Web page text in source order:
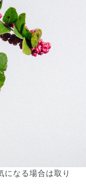
際にお届けする商
なので、どうして
りますが、できる
けできるように人
になる場合は取り